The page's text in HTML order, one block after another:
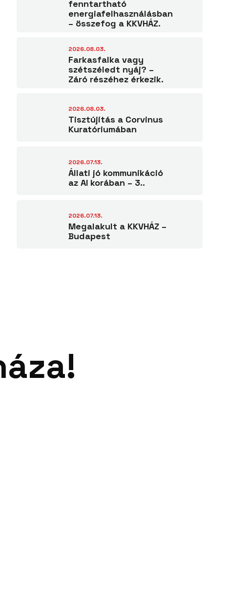
fenntartható
energiafelhasználásban
– összefog a KKVHÁZ.
2026.08.03.
Farkasfalka vagy
szétszéledt nyáj? –
Záró részéhez érkezik.
2026.08.03.
Tisztújítás a Corvinus
Kuratóriumában
2026.07.13.
Állati jó kommunikáció
az AI korában – 3..
2026.07.13.
Megalakult a KKVHÁZ –
Budapest